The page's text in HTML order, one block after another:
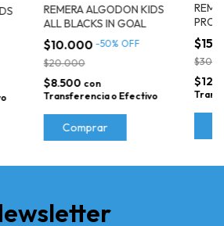
REMERA ALGODON KIDS
ALL BLACKS IN GOAL
$10.000 -50% OFF
$20.000
$8.500 con
Transferencia o Efectivo
Comprar